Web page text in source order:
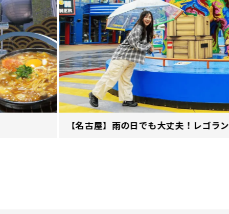
【名古屋】雨の日でも大丈夫！レゴラ